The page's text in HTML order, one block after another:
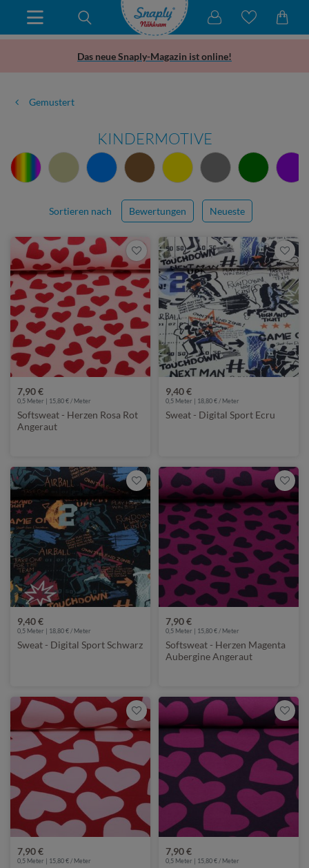
Das neue Snaply-Magazin ist online!
Gemustert
KINDERMOTIVE
Sortieren nach Bewertungen Neueste
7,90 €
0,5 Meter | 15,80 € / Meter
Softsweat - Herzen Rosa Rot
Angeraut
9,40 €
0,5 Meter | 18,80 € / Meter
Sweat - Digital Sport Ecru
9,40 €
0,5 Meter | 18,80 € / Meter
Sweat - Digital Sport Schwarz
7,90 €
0,5 Meter | 15,80 € / Meter
Softsweat - Herzen Magenta
Aubergine Angeraut
7,90 €
0,5 Meter | 15,80 € / Meter
7,90 €
0,5 Meter | 15,80 € / Meter